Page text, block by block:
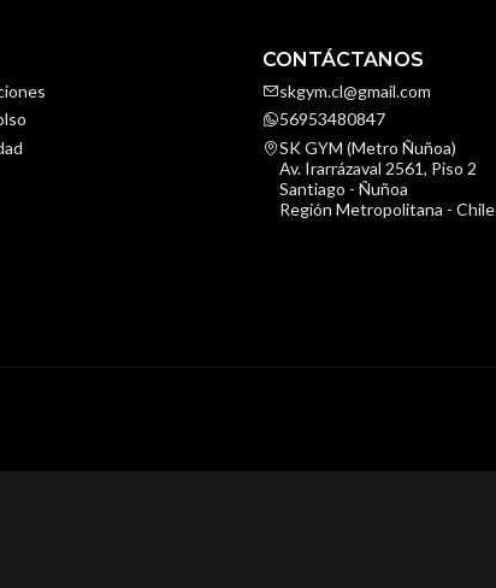
CONTÁCTANOS
skgym.cl@gmail.com
56953480847
SK GYM (Metro Ñuñoa)
Av. Irarrázaval 2561, Piso 2
Santiago - Ñuñoa
Región Metropolitana - Chile